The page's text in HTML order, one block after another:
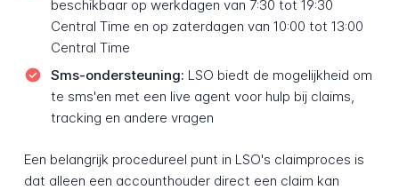
beschikbaar op werkdagen van 7:30 tot 19:30
Central Time en op zaterdagen van 10:00 tot 13:00
Central Time
Sms-ondersteuning: LSO biedt de mogelijkheid om
te sms'en met een live agent voor hulp bij claims,
tracking en andere vragen
Een belangrijk procedureel punt in LSO's claimproces is
dat alleen een accounthouder direct een claim kan